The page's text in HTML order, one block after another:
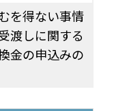
を得ない事情
渡しに関する
金の申込みの